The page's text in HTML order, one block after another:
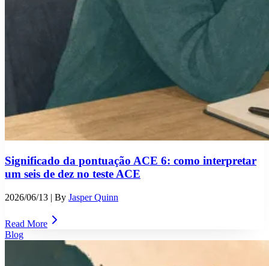
Significado da pontuação ACE 6: como interpretar
um seis de dez no teste ACE
2026/06/13 | By Jasper Quinn
Read More
Blog